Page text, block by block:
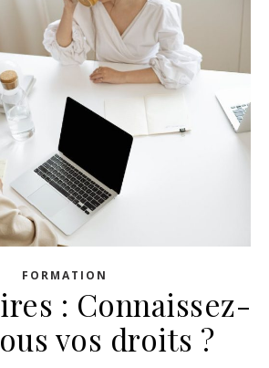
FORMATION
: Connaissez-
vos droits ?